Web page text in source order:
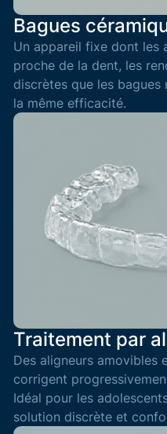
Bagues
Un appareil fixe dont les
proche de la dent, les
discrètes que les
la même efficacité.
Traitement par
Des aligneurs amovibles
corrigent
Idéal pour les
solution discrète et